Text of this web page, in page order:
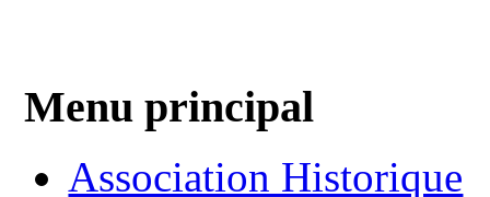
Menu principal
Association Historique